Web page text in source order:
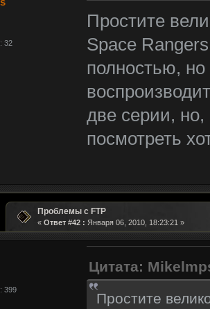
32
Простите
Space
полностью, но
две серии, но,
посмотреть
Проблемы с FTP
« Ответ #42 : Января 06, 2010, 18:23:21 »
399
Цитата:
Простите